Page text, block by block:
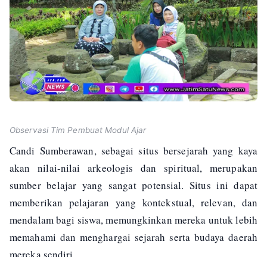
Observasi Tim Pembuat Modul Ajar
Candi Sumberawan, sebagai situs bersejarah yang kaya
akan nilai-nilai arkeologis dan spiritual, merupakan
sumber belajar yang sangat potensial. Situs ini dapat
memberikan pelajaran yang kontekstual, relevan, dan
mendalam bagi siswa, memungkinkan mereka untuk lebih
memahami dan menghargai sejarah serta budaya daerah